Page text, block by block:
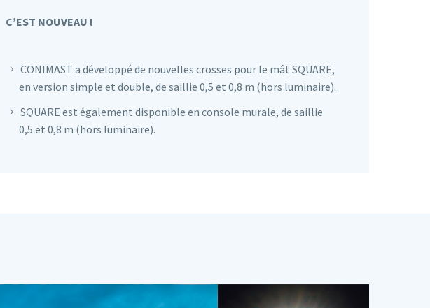
C’EST NOUVEAU !
CONIMAST a développé de nouvelles crosses pour le mât SQUARE,
en version simple et double, de saillie 0,5 et 0,8 m (hors luminaire).
SQUARE est également disponible en console murale, de saillie
0,5 et 0,8 m (hors luminaire).